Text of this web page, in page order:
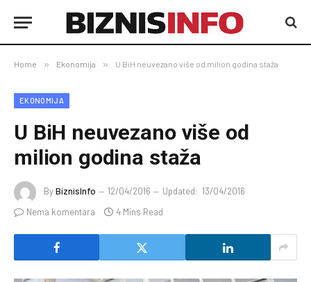
Home » Ekonomija » U BiH neuvezano više od milion godina staža
EKONOMIJA
U BiH neuvezano više od
milion godina staža
ByBiznisInfo 12/04/2016 Updated: 13/04/2016
Nema komentara
4 Mins Read